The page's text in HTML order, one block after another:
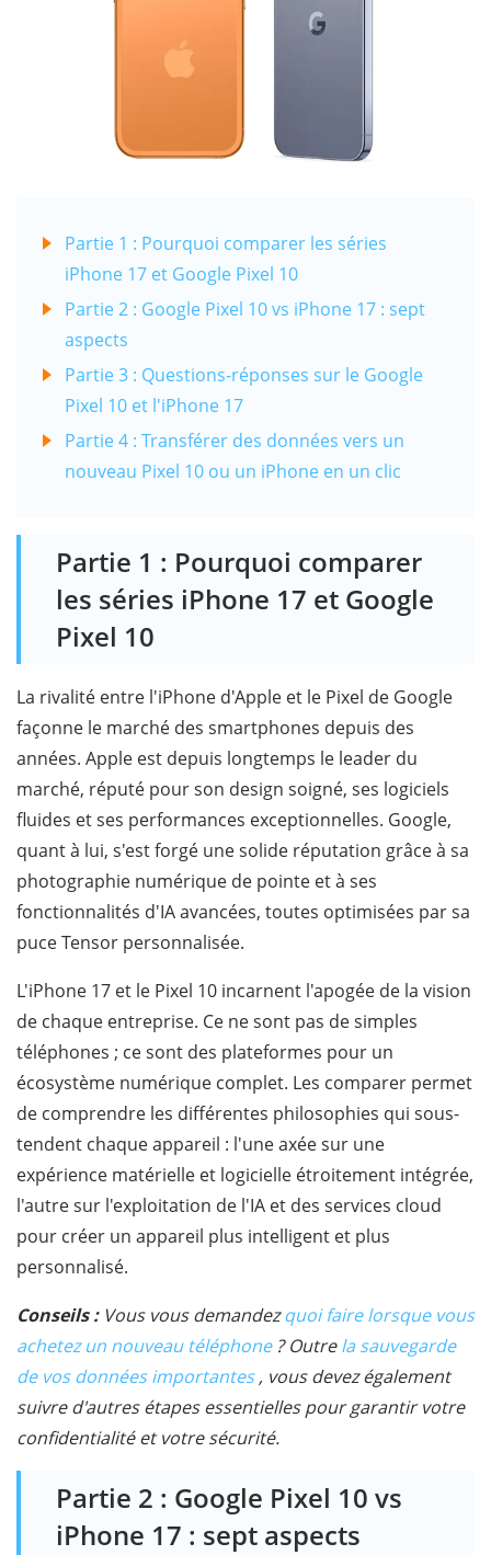
Partie 1 : Pourquoi comparer les séries
iPhone 17 et Google Pixel 10
Partie 2 : Google Pixel 10 vs iPhone 17 : sept
aspects
Partie 3 : Questions-réponses sur le Google
Pixel 10 et l'iPhone 17
Partie 4 : Transférer des données vers un
nouveau Pixel 10 ou un iPhone en un clic
Partie 1 : Pourquoi comparer
les séries iPhone 17 et Google
Pixel 10
La rivalité entre l'iPhone d'Apple et le Pixel de Google
façonne le marché des smartphones depuis des
années. Apple est depuis longtemps le leader du
marché, réputé pour son design soigné, ses logiciels
fluides et ses performances exceptionnelles. Google,
quant à lui, s'est forgé une solide réputation grâce à sa
photographie numérique de pointe et à ses
fonctionnalités d'IA avancées, toutes optimisées par sa
puce Tensor personnalisée.
L'iPhone 17 et le Pixel 10 incarnent l'apogée de la vision
de chaque entreprise. Ce ne sont pas de simples
téléphones ; ce sont des plateformes pour un
écosystème numérique complet. Les comparer permet
de comprendre les différentes philosophies qui sous-
tendent chaque appareil : l'une axée sur une
expérience matérielle et logicielle étroitement intégrée,
l'autre sur l'exploitation de l'IA et des services cloud
pour créer un appareil plus intelligent et plus
personnalisé.
Conseils :Vous vous demandezquoi faire lorsque vous
achetez un nouveau téléphone? Outrela sauvegarde
de vos données importantes, vous devez également
suivre d'autres étapes essentielles pour garantir votre
confidentialité et votre sécurité.
Partie 2 : Google Pixel 10 vs
iPhone 17 : sept aspects